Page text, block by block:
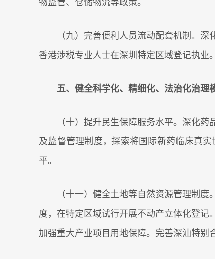
物监管、仓储物流等政策。
（九）完善便利人员流动配套机制。深化
香港涉税专业人士在深圳特定区域登记执业
五、健全科学化、精细化、法治化治理
（十）提升民生保障服务水平。深化药品
及监督管理制度，探索将国际新药临床真
平。
（十一）健全土地等自然资源管理制度。
度，在特定区域试行开展不动产立体化登记
加强重大产业项目用地保障。完善深汕特别